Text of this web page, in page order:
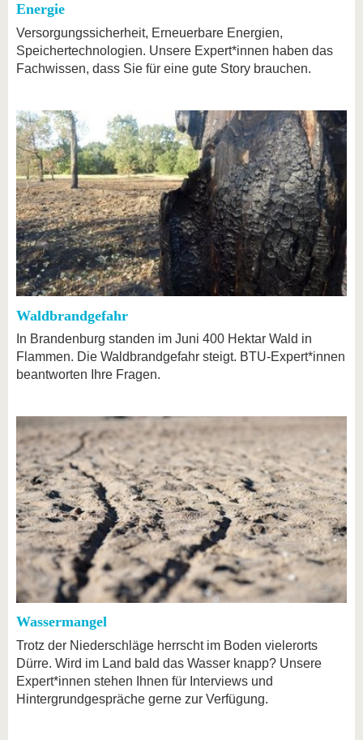
Energie
Versorgungssicherheit, Erneuerbare Energien,
Speichertechnologien. Unsere Expert*innen haben das
Fachwissen, dass Sie für eine gute Story brauchen.
Waldbrandgefahr
In Brandenburg standen im Juni 400 Hektar Wald in
Flammen. Die Waldbrandgefahr steigt. BTU-Expert*innen
beantworten Ihre Fragen.
Wassermangel
Trotz der Niederschläge herrscht im Boden vielerorts
Dürre. Wird im Land bald das Wasser knapp? Unsere
Expert*innen stehen Ihnen für Interviews und
Hintergrundgespräche gerne zur Verfügung.